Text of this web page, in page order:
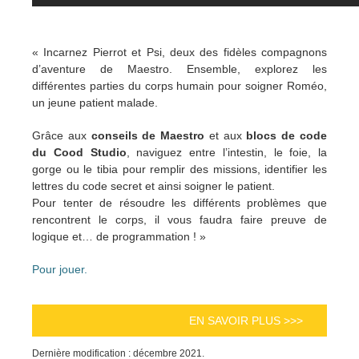
« Incarnez Pierrot et Psi, deux des fidèles compagnons
d’aventure de Maestro. Ensemble, explorez les
différentes parties du corps humain pour soigner Roméo,
un jeune patient malade.
Grâce aux conseils de Maestro et aux blocs de code
du Cood Studio, naviguez entre l’intestin, le foie, la
gorge ou le tibia pour remplir des missions, identifier les
lettres du code secret et ainsi soigner le patient.
Pour tenter de résoudre les différents problèmes que
rencontrent le corps, il vous faudra faire preuve de
logique et… de programmation ! »
Pour jouer.
EN SAVOIR PLUS >>>
Dernière modification : décembre 2021.